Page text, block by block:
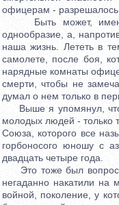
офицерам - разрешалось
Быть может, именно
однообразие, а,
наша жизнь. Лететь в
самолете, после боя,
нарядные комнаты
смерти, чтобы не
думал о нем только в
Выше я упомянул, что
молодых людей - только
Союза, которого все
горбоносого юношу с
двадцать четыре года.
Это тоже был вопрос,
негаданно накатили на
войной, поколение, у